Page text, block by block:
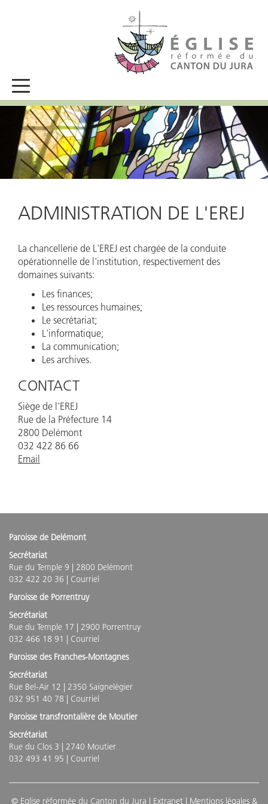
ADMINISTRATION DE L'EREJ
La chancellerie de L'EREJ est chargée de la conduite
opérationnelle de l'institution, respectivement des
domaines suivants:
Les finances;
Les ressources humaines;
Le secrétariat;
L'informatique;
La communication;
Les archives.
CONTACT
Siège de l'EREJ
Rue de la Préfecture 14
2800 Delémont
032 422 86 66
Email
Paroisse de Delémont
Secrétariat
Rue du Temple 9 | 2800 Delémont
032 422 20 36 | Courriel
Paroisse de Porrentruy
Secrétariat
Rue du Temple 17 | 2900 Porrentruy
032 466 18 91 | Courriel
Paroisse des Franches-Montagnes
Secrétariat
Rue Bel-Air 12 | 2350 Saignelégier
032 951 40 78 | Courriel
Paroisse transfrontalière de Moutier
Secrétariat
Rue du Clos 3 | 2740 Moutier
032 493 41 95 | Courriel
© Eglise réformée du Canton du Jura | Extranet| Mentions légales &